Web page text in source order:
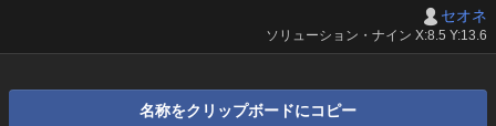
セオネ
ソリューション・ナイン X:8.5 Y:13.6
名称をクリップボードにコピー